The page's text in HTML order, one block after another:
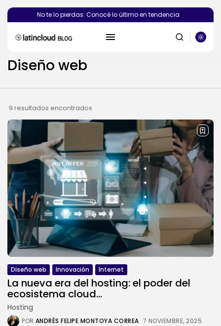
No te lo pierdas: Conocé lo último en tendencia
PUBLICACIONES RECIENTES
Novedades
¿Deberías crear el sitio web de...
POR SEBASTIÁN PINEDA 6 AGOSTO, 2026
Novedades
Vibecoding: qué es y cómo
afecta...
POR SEBASTIÁN PINEDA 23 JULIO, 2026
Novedades
WooCommerce en VPS:
rendimiento, velocidad y...
PORSEBASTIÁN PINEDA
CATEGORÍAS DE TENDENCIA
Tutoriales
112 Artículos
Diseño web
9 resultados encontrados
Diseño web Innovación Internet
La nueva era del hosting: el poder del
ecosistema cloud...
Hosting
POR ANDRÉS FELIPE MONTOYA CORREA 7 NOVIEMBRE, 2025